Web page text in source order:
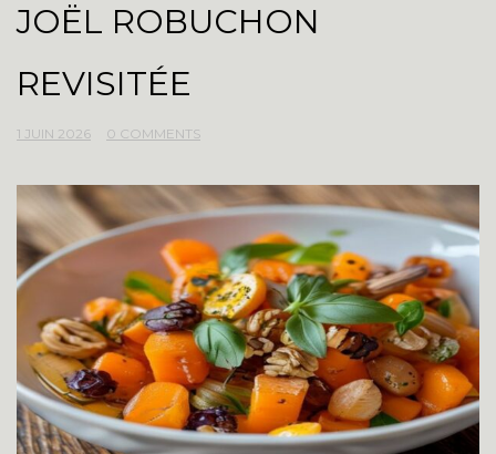
JOËL ROBUCHON
REVISITÉE
1 JUIN 2026 0 COMMENTS